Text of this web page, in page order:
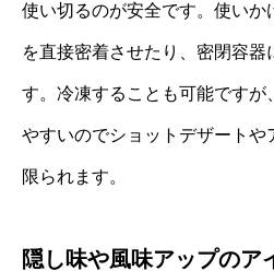
使い切るのが安全です。使いか
を直接密着させたり、密閉容器
す。冷凍することも可能ですが
やすいのでショットデザートや
限られます。
隠し味や風味アップのア